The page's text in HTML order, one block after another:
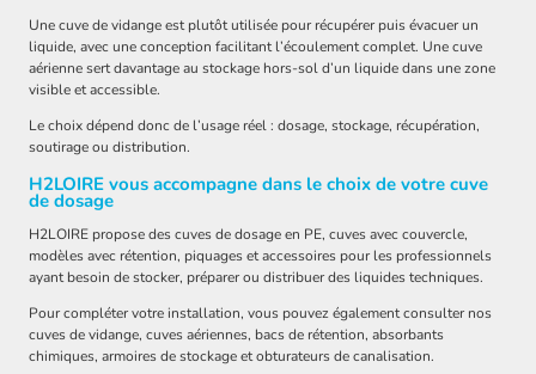
Une cuve de vidange est plutôt utilisée pour récupérer puis évacuer un
liquide, avec une conception facilitant l’écoulement complet. Une cuve
aérienne sert davantage au stockage hors-sol d’un liquide dans une zone
visible et accessible.
Le choix dépend donc de l’usage réel : dosage, stockage, récupération,
soutirage ou distribution.
H2LOIRE vous accompagne dans le choix de votre cuve
de dosage
H2LOIRE propose des cuves de dosage en PE, cuves avec couvercle,
modèles avec rétention, piquages et accessoires pour les professionnels
ayant besoin de stocker, préparer ou distribuer des liquides techniques.
Pour compléter votre installation, vous pouvez également consulter nos
cuves de vidange, cuves aériennes, bacs de rétention, absorbants
chimiques, armoires de stockage et obturateurs de canalisation.